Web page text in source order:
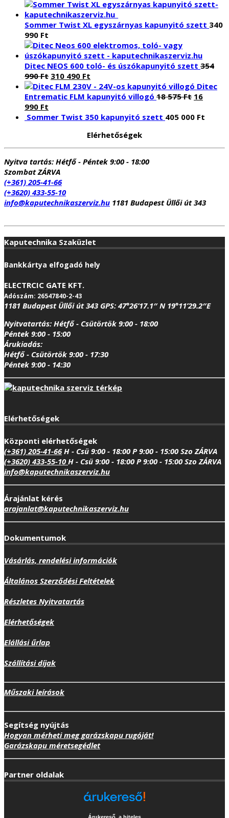
Sommer Twist XL egyszárnyas kapunyitó szett 340
990 Ft
Ditec NEOS 600 toló- és úszókapunyitó szett 354
990Ft Original
price
was:
990 Ft.
310 490 Ft
price
is:
490 Ft.
Ditec
Entrematic FLM kapunyitó villogó 18 575Ft Original
was:
16
990 Ft
price
990 Ft.
Sommer Twist 350 kapunyitó szett 405 000 Ft
Elérhetőségek
Nyitva tartás: Hétfő - Péntek 9:00 - 18:00
Szombat ZÁRVA
(+361) 205-41-66
(+3620) 433-55-10
info@kaputechnikaszerviz.hu 1181 Budapest Üllői út 343
Kaputechnika Szaküzlet
Bankkártya elfogadó hely
ELECTRCIC GATE KFT.
Adószám: 26547840-2-43
1181 Budapest Üllői út 343 GPS: 47°26’17.1″ N 19°11’29.2″E
Nyitvatartás: Hétfő - Csütörtök 9:00 - 18:00
Péntek 9:00 - 15:00
Árukiadás:
Hétfő - Csütörtök 9:00 - 17:30
Péntek 9:00 - 14:30
Elérhetőségek
Központi elérhetőségek
(+361) 205-41-66 H - Csü 9:00 - 18:00 P 9:00 - 15:00 Szo ZÁRVA
(+3620) 433-55-10 H - Csü 9:00 - 18:00 P 9:00 - 15:00 Szo ZÁRVA
info@kaputechnikaszerviz.hu
Árajánlat kérés
arajanlat@kaputechnikaszerviz.hu
Dokumentumok
Vásárlás, rendelési információk
Általános Szerződési Feltételek
Részletes Nyitvatartás
Elérhetőségek
Elállási űrlap
Szállítási díjak
Műszaki leírások
Segítség nyújtás
Hogyan mérheti meg garázskapu rugóját!
Garázskapu méretsegédlet
Partner oldalak